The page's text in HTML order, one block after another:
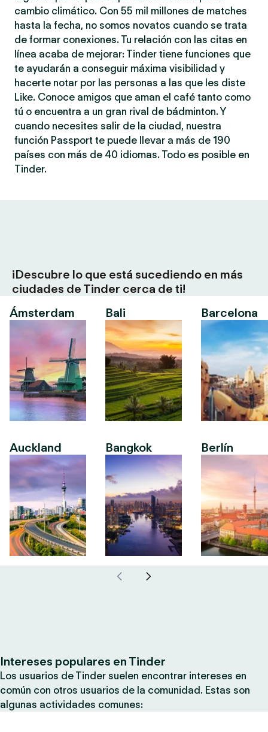
cambio climático. Con 55 mil millones de matches
hasta la fecha, no somos novatos cuando se trata
de formar conexiones. Tu relación con las citas en
línea acaba de mejorar: Tinder tiene funciones que
te ayudarán a conseguir máxima visibilidad y
hacerte notar por las personas a las que les diste
Like. Conoce amigos que aman el café tanto como
tú o encuentra a un gran rival de bádminton. Y
cuando necesites salir de la ciudad, nuestra
función Passport te puede llevar a más de 190
países con más de 40 idiomas. Todo es posible en
Tinder.
¡Descubre lo que está sucediendo en más
ciudades de Tinder cerca de ti!
Ámsterdam
Auckland
Bali
Bangkok
Barcelona
Berlín
Intereses populares en Tinder
Los usuarios de Tinder suelen encontrar intereses en
común con otros usuarios de la comunidad. Estas son
algunas actividades comunes: